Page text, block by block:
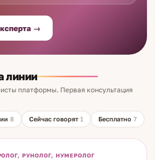
→
линии
платформы. Первая консультация
8 Сейчас говорят 1 Бесплатно 7
РУНОЛОГ, НУМЕРОЛОГ